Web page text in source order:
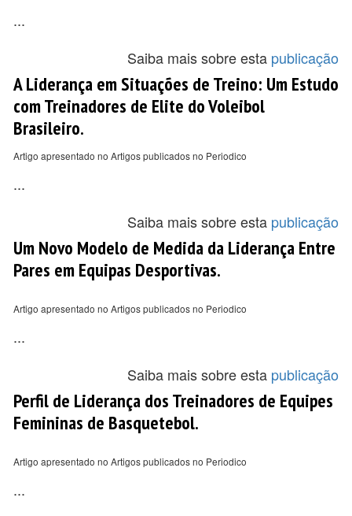
...
Saiba mais sobre esta publicação
A Liderança em Situações de Treino: Um Estudo
com Treinadores de Elite do Voleibol
Brasileiro.
Artigo apresentado no Artigos publicados no Periodico
...
Saiba mais sobre esta publicação
Um Novo Modelo de Medida da Liderança Entre
Pares em Equipas Desportivas.
Artigo apresentado no Artigos publicados no Periodico
...
Saiba mais sobre esta publicação
Perfil de Liderança dos Treinadores de Equipes
Femininas de Basquetebol.
Artigo apresentado no Artigos publicados no Periodico
...